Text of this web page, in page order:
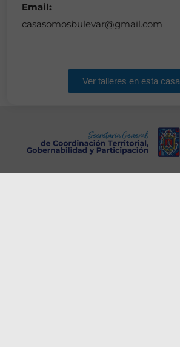
Email:
casasomosbulevar@gmail.com
Ver talleres en esta casa